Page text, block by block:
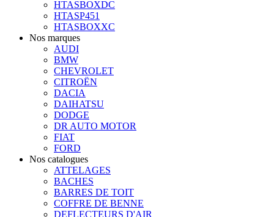
HTASBOXDC
HTASP451
HTASBOXXC
Nos marques
AUDI
BMW
CHEVROLET
CITROËN
DACIA
DAIHATSU
DODGE
DR AUTO MOTOR
FIAT
FORD
Nos catalogues
ATTELAGES
BACHES
BARRES DE TOIT
COFFRE DE BENNE
DEFLECTEURS D'AIR